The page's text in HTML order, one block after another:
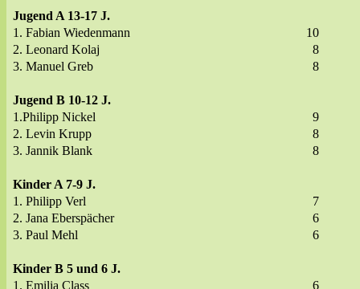
Jugend A 13-17 J.
1. Fabian Wiedenmann
10
2. Leonard Kolaj
8
3. Manuel Greb
8
Jugend B 10-12 J.
1.Philipp Nickel
9
2. Levin Krupp
8
3. Jannik Blank
8
Kinder A 7-9 J.
1. Philipp Verl
7
2. Jana Eberspächer
6
3. Paul Mehl
6
Kinder B 5 und 6 J.
1. Emilia Class
6